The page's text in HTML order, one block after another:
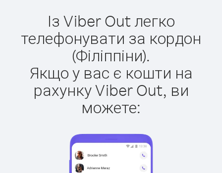
Із Viber Out легко
телефонувати за кордон
(Філіппіни).
Якщо у вас є кошти на
рахунку Viber Out, ви
можете: